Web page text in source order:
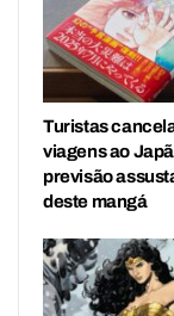
Turistas
viagens ao
previsão
deste mangá